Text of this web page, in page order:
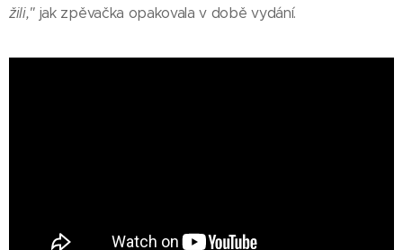
žili," jak zpěvačka opakovala v době vydání.